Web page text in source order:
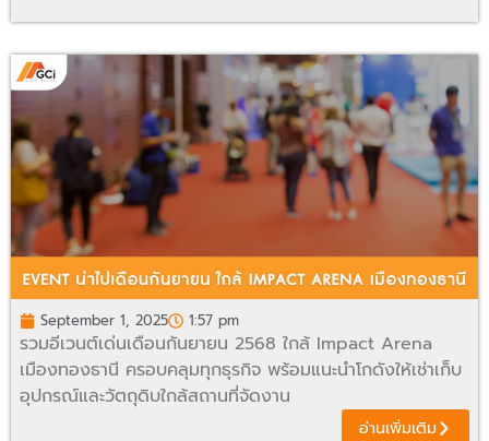
September 1, 2025 1:57 pm
รวมอีเวนต์เด่นเดือนกันยายน 2568 ใกล้ Impact Arena
เมืองทองธานี ครอบคลุมทุกธุรกิจ พร้อมแนะนำโกดังให้เช่าเก็บ
อุปกรณ์และวัตถุดิบใกล้สถานที่จัดงาน
อ่านเพิ่มเติม